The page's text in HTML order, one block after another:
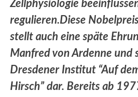
Zellphysiologie
regulieren.Diese
stellt auch eine späte
Manfred von Ardenne und
Dresdener Institut “Auf
Hirsch” dar. Bereits ab